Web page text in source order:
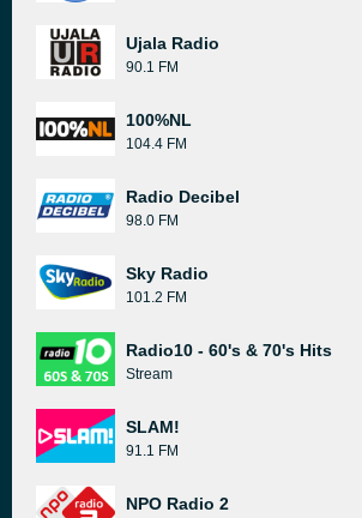
Ujala Radio
90.1 FM
100%NL
104.4 FM
Radio Decibel
98.0 FM
Sky Radio
101.2 FM
Radio10 - 60's & 70's Hits
Stream
SLAM!
91.1 FM
NPO Radio 2